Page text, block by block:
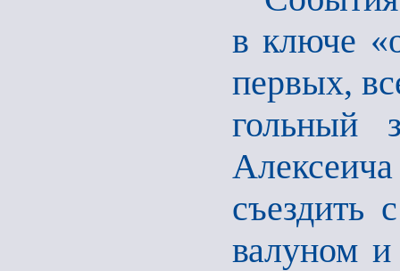
в ключе
первых,
гольный
съездить
валуном и